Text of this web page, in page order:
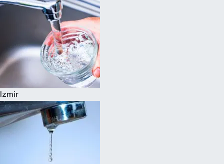
Izmir